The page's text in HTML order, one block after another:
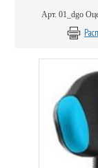
Арт. 01_dgo